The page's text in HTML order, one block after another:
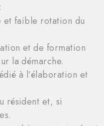
et faible rotation du
et de formation
la démarche.
à l’élaboration et
résident et, si